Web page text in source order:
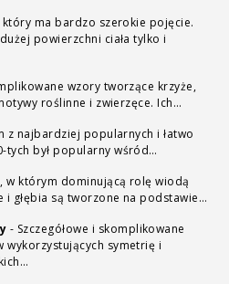
który ma bardzo szerokie pojęcie.
powierzchni ciała tylko i
wzory tworzące krzyże,
roślinne i zwierzęce. Ich…
z najbardziej popularnych i łatwo
tych był popularny wśród…
w którym dominującą rolę wiodą
i głębia są tworzone na podstawie…
- Szczegółowe i skomplikowane
wykorzystujących symetrię i